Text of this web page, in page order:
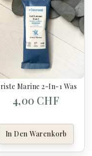
- Pimpant
Marine 2-In-1
4,00 CHF
In Den Warenkorb